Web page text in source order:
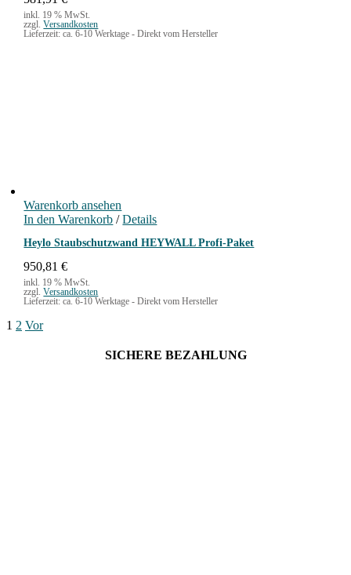
inkl. 19 % MwSt.
zzgl.Versandkosten
Lieferzeit:ca. 6-10 Werktage - Direkt vom Hersteller
Warenkorb ansehen
In den Warenkorb / Details
Heylo Staubschutzwand HEYWALL Profi-Paket
950,81€
inkl. 19 % MwSt.
zzgl.Versandkosten
Lieferzeit:ca. 6-10 Werktage - Direkt vom Hersteller
1 2 Vor
SICHERE BEZAHLUNG